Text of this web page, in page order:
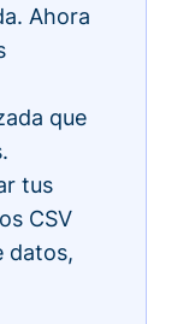
Ahora
que
tus
CSV
datos,